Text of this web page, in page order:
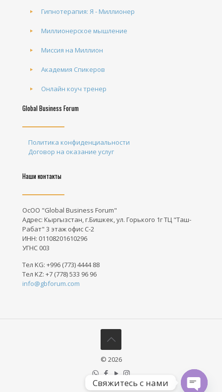
Гипнотерапия: Я - Миллионер
Миллионерское мышление
Миссия на Миллион
Академия Спикеров
Онлайн коуч тренер
Global Business Forum
Политика конфиденциальности
Договор на оказание услуг
Наши контакты
ОсОО "Global Business Forum"
Адрес: Кыргызстан, г.Бишкек, ул. Горького 1г ТЦ "Таш-
Рабат" 3 этаж офис С-2
ИНН: 01108201610296
УГНС 003
Тел KG: +996 (773) 4444 88
Тел KZ: +7 (778) 533 96 96
info@gbforum.com
© 2026
Свяжитесь с нами